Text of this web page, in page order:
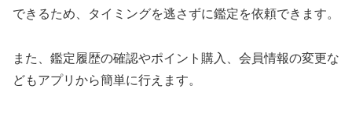
できるため、タイミングを逃さずに鑑定を依頼できます。
また、鑑定履歴の確認やポイント購入、会員情報の変更な
どもアプリから簡単に行えます。